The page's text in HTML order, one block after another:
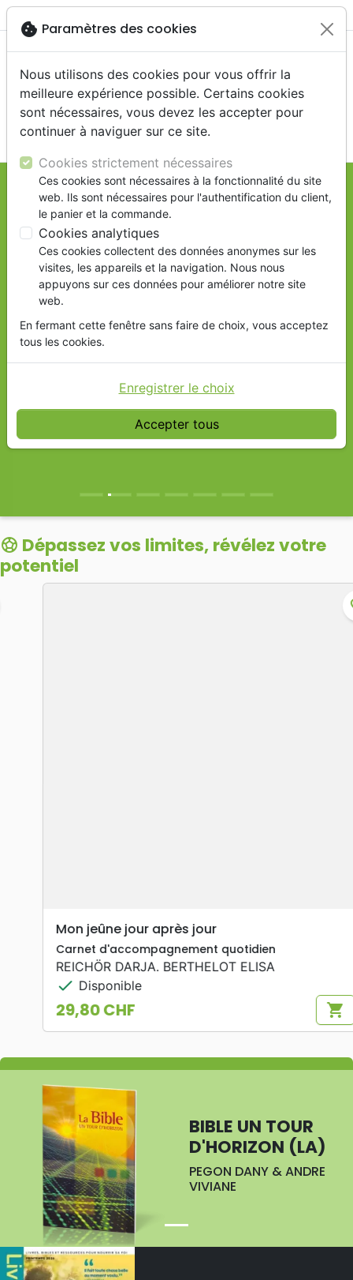
menu
Previous
sports_soccer Dépassez vos limites, révélez votre
potentiel
Mon jeûne jour après jour
Carnet d'accompagnement quotidien
REICHÖR DARJA. BERTHELOT ELISA
Disponible
29,80 CHF
BIBLE UN TOUR
D'HORIZON (LA)
PEGON DANY & ANDRE
VIVIANE
cookie Paramètres des cookies
Nous utilisons des cookies pour vous offrir la
meilleure expérience possible. Certains cookies
sont nécessaires, vous devez les accepter pour
continuer à naviguer sur ce site.
Cookies strictement nécessaires
Ces cookies sont nécessaires à la fonctionnalité du site
web. Ils sont nécessaires pour l'authentification du client,
le panier et la commande.
Cookies analytiques
Ces cookies collectent des données anonymes sur les
visites, les appareils et la navigation. Nous nous
appuyons sur ces données pour améliorer notre site
web.
En fermant cette fenêtre sans faire de choix, vous acceptez
tous les cookies.
Accepter tous
Enregistrer le choix